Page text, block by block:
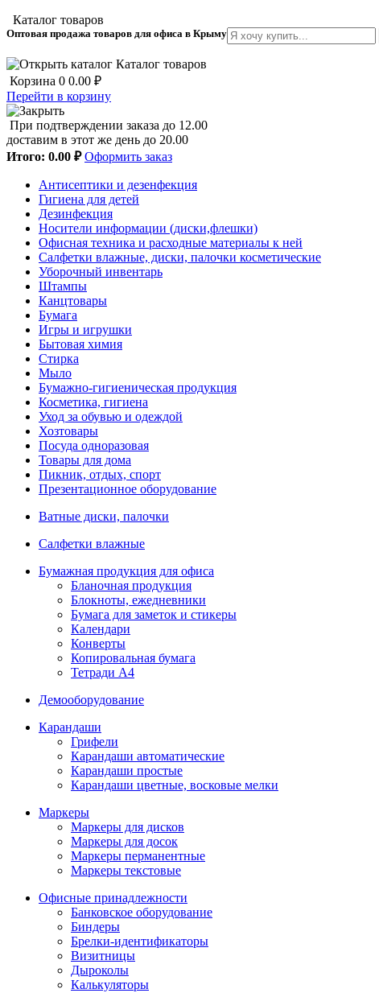
Каталог товаров
Оптовая продажа товаров для офиса в Крыму
Каталог товаров
Корзина 0 0.00 ₽
Перейти в корзину
При подтверждении заказа до 12.00
доставим в этот же день до 20.00
Итого: 0.00 ₽ Оформить заказ
Антисептики и дезенфекция
Гигиена для детей
Дезинфекция
Носители информации (диски,флешки)
Офисная техника и расходные материалы к ней
Салфетки влажные, диски, палочки косметические
Уборочный инвентарь
Штампы
Канцтовары
Бумага
Игры и игрушки
Бытовая химия
Стирка
Мыло
Бумажно-гигиеническая продукция
Косметика, гигиена
Уход за обувью и одеждой
Хозтовары
Посуда одноразовая
Товары для дома
Пикник, отдых, спорт
Презентационное оборудование
Ватные диски, палочки
Салфетки влажные
Бумажная продукция для офиса
Бланочная продукция
Блокноты, ежедневники
Бумага для заметок и стикеры
Календари
Конверты
Копировальная бумага
Тетради А4
Демооборудование
Карандаши
Грифели
Карандаши автоматические
Карандаши простые
Карандаши цветные, восковые мелки
Маркеры
Маркеры для дисков
Маркеры для досок
Маркеры перманентные
Маркеры текстовые
Офисные принадлежности
Банковское оборудование
Биндеры
Брелки-идентификаторы
Визитницы
Дыроколы
Калькуляторы